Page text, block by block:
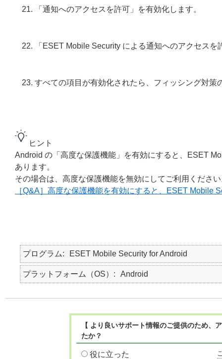
「通知へのアクセスを許可」を有効化します。
「ESET Mobile Security による通知へのアクセス
すべての項目が有効化されたら、フィッシング対策
ヒント
Android の「高度な保護機能」を有効にすると、ESET
あります。
その場合は、高度な保護機能を無効にしてご利用くださ
［Q&A］高度な保護機能を有効にすると、ESET Mobile
プログラム ESET Mobile Security for Android
プラットフォーム（OS） Android
【 より良いサポート情報のご提供のため
たか？
役に立った